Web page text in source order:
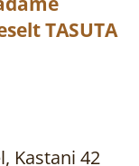
TASUTA
Kastani 42